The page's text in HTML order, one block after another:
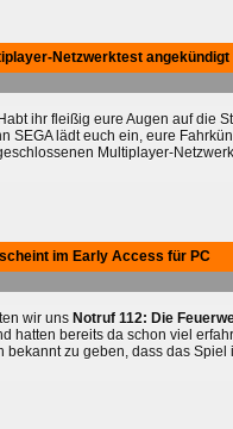
Netzwerktest angekündigt
ihr fleißig eure Augen auf die
SEGA lädt euch ein, eure
Multiplayer-
im Early Access für PC
wir uns Notruf 112: Die
hatten bereits da schon viel
bekannt zu geben, dass das Spiel